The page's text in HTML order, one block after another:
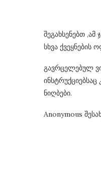
შეგახსენებთ
სხვა ქვეყნების
გავრცელებულ
ნიღბები.
Anonymous